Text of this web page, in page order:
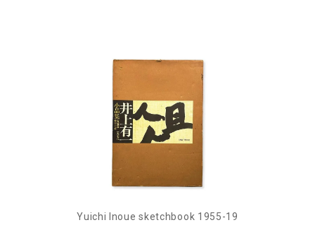
Yuichi Inoue sketchbook 1955-19